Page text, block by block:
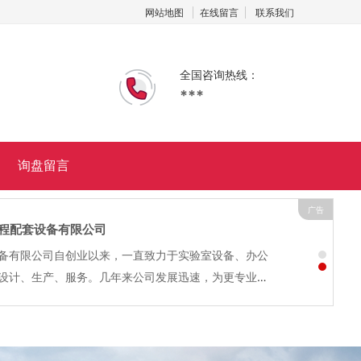
网站地图 在线留言 联系我们
全国咨询热线：
***
询盘留言
广告
兢化工贸易有限公司
有限公司位于上海市嘉定区，地理条件优越，经济发达。
，拥有一套先进完整的检测手段。上海兢兢化工贸易有限